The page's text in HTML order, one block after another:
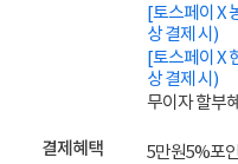
[토스페이 X
상 결제 시)
[토스페이 X
상 결제 시)
무이자 할부
결제혜택 5만원5%포